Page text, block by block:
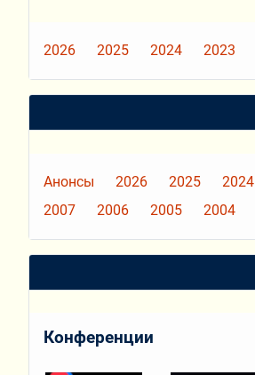
2026 2025 2024 2023
Анонсы 2026 2025 2024
2007
2006 2005 2004
Конференции